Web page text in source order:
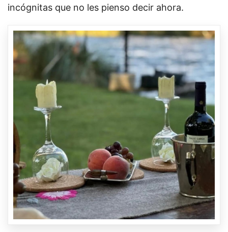
incógnitas que no les pienso decir ahora.